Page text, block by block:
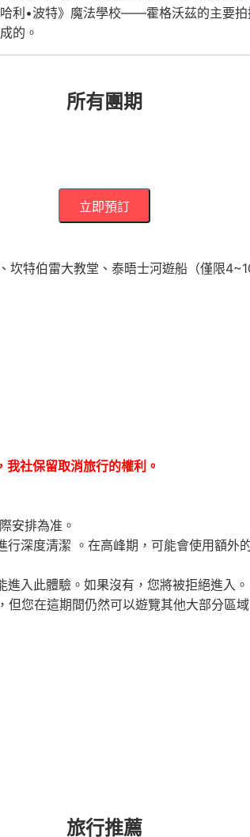
利•波特》魔法學校——霍格沃茲的主要
的。
所有團期
立即預訂
特伯雷大教堂、泰晤士河遊船（僅限
我社保留取消旅行的權利。
安排為准。
深度清潔 。在高峰期，可能會使用額外
入此體驗。如果沒有，您將被拒絕進入。
您在這期間仍然可以遊覽其他大部分區域
旅行推薦